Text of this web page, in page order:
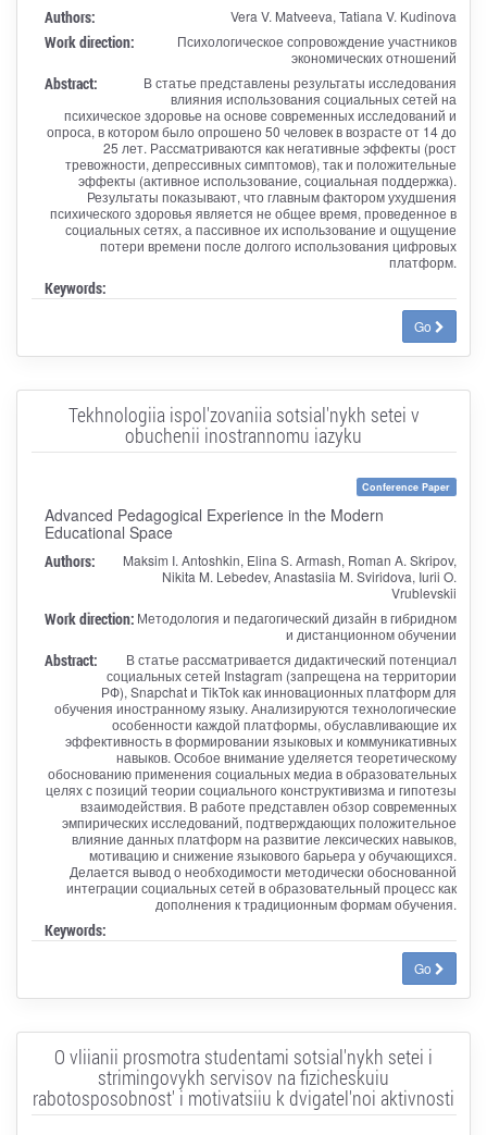
Authors: Vera V. Matveeva, Tatiana V. Kudinova
Work direction:
Психологическое сопровождение участников
экономических отношений
Abstract:
В статье представлены результаты исследования
влияния использования социальных сетей на
психическое здоровье на основе современных исследований и
опроса, в котором было опрошено 50 человек в возрасте от 14 до
25 лет. Рассматриваются как негативные эффекты (рост
тревожности, депрессивных симптомов), так и положительные
эффекты (активное использование, социальная поддержка).
Результаты показывают, что главным фактором ухудшения
психического здоровья является не общее время, проведенное в
социальных сетях, а пассивное их использование и ощущение
потери времени после долгого использования цифровых
платформ.
Keywords:
Go
Tekhnologiia ispol'zovaniia sotsial'nykh setei v
obuchenii inostrannomu iazyku
Conference Paper
Advanced Pedagogical Experience in the Modern
Educational Space
Authors:
Maksim I. Antoshkin, Elina S. Armash, Roman A. Skripov,
Nikita M. Lebedev, Anastasiia M. Sviridova, Iurii O.
Vrublevskii
Work direction: Методология и педагогический дизайн в гибридном
и дистанционном обучении
Abstract:
В статье рассматривается дидактический потенциал
социальных сетей Instagram (запрещена на территории
РФ), Snapchat и TikTok как инновационных платформ для
обучения иностранному языку. Анализируются технологические
особенности каждой платформы, обуславливающие их
эффективность в формировании языковых и коммуникативных
навыков. Особое внимание уделяется теоретическому
обоснованию применения социальных медиа в образовательных
целях с позиций теории социального конструктивизма и гипотезы
взаимодействия. В работе представлен обзор современных
эмпирических исследований, подтверждающих положительное
влияние данных платформ на развитие лексических навыков,
мотивацию и снижение языкового барьера у обучающихся.
Делается вывод о необходимости методически обоснованной
интеграции социальных сетей в образовательный процесс как
дополнения к традиционным формам обучения.
Keywords:
Go
O vliianii prosmotra studentami sotsial'nykh setei i
strimingovykh servisov na fizicheskuiu
rabotosposobnost' i motivatsiiu k dvigatel'noi aktivnosti